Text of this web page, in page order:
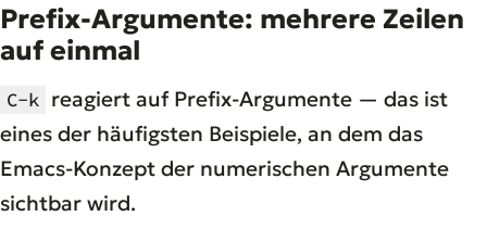
Prefix-Argumente: mehrere Zeilen
auf einmal
C-k reagiert auf Prefix-Argumente — das ist
eines der häufigsten Beispiele, an dem das
Emacs-Konzept der numerischen Argumente
sichtbar wird.